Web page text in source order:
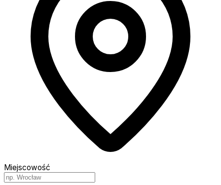
Miejscowość